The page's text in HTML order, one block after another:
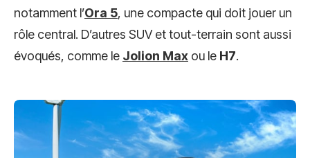
notamment l’Ora 5, une compacte qui doit jouer un
rôle central. D’autres SUV et tout-terrain sont aussi
évoqués, comme le Jolion Max ou le H7.